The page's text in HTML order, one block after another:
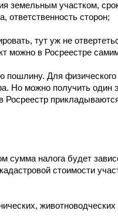
земельным участком,
ответственность сторон;
тут уж не
можно в Росреестре
пошлину. Для
Но можно получить один
Росреестр
сумма налога будет
стоимости